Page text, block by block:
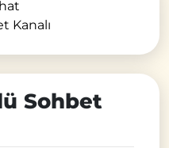
Kanalı
Sohbet